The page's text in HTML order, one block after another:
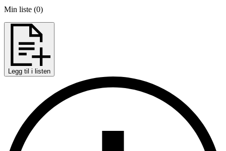
Min liste (0)
Legg til i listen